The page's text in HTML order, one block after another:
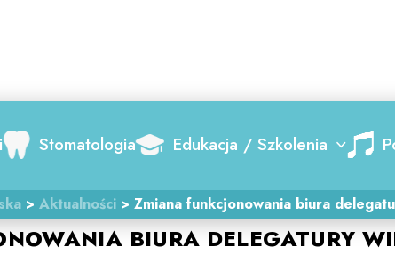
Stomatologia Edukacja / Szkolenia
> Aktualności> Zmiana funkcjonowania biura
BIURA DELEGATURY